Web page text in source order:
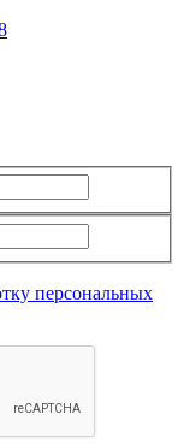
персональных